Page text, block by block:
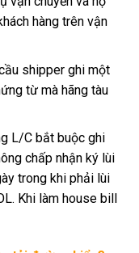
hàng trên vận
shipper ghi một
từ mà hãng tàu
L/C bắt buộc ghi
chấp nhận ký lùi
trong khi phải lùi
Khi làm house bill